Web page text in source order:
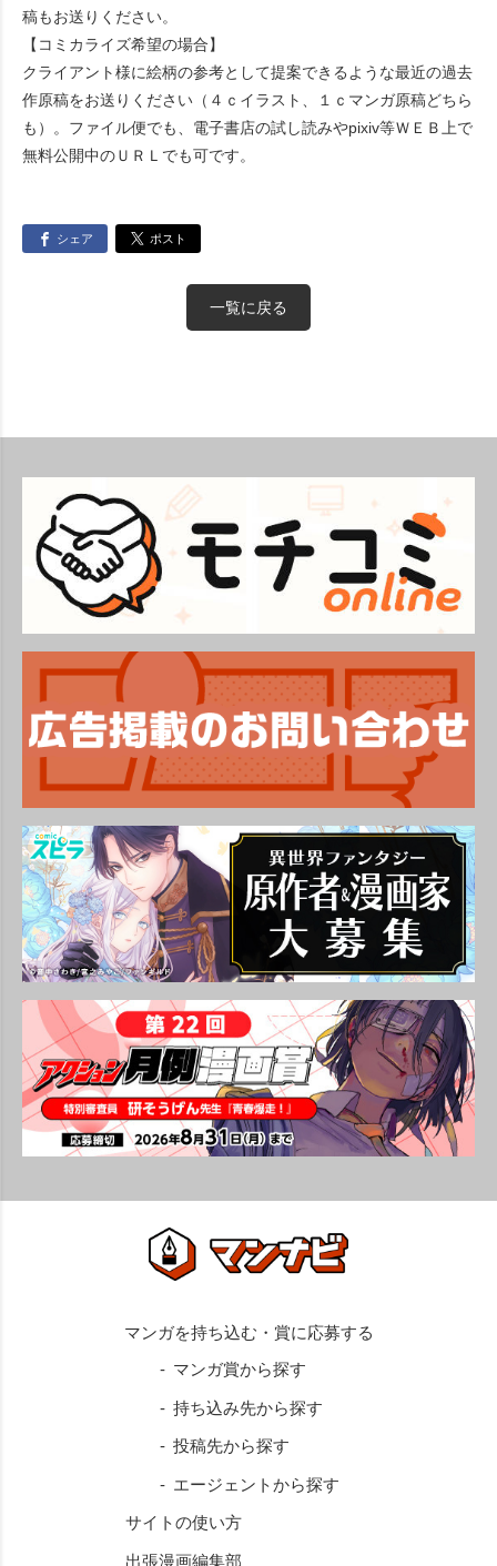
稿もお送りください。
【コミカライズ希望の場合】
クライアント様に絵柄の参考として提案できるような最近の過去
作原稿をお送りください（４ｃイラスト、１ｃマンガ原稿どちら
も）。ファイル便でも、電子書店の試し読みやpixiv等ＷＥＢ上で
無料公開中のＵＲＬでも可です。
シェア ポスト
一覧に戻る
マンガ賞から探す
持ち込み先から探す
投稿先から探す
エージェントから探す
サイトの使い方
出張漫画編集部